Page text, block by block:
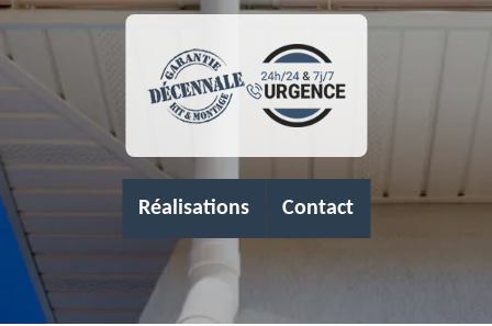
Réalisations Contact